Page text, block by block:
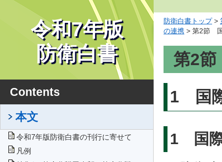
令和7年版
防衛白書
Contents
本文
令和7年版防衛白書の刊行に寄せて
凡例
防衛白書トップ>
の連携 > 第2節
第2
1 国
1 国際